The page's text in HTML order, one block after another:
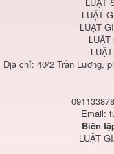
LUẬT
LUẬT
Địa chỉ: 40/2 Trần Lương,
Email:
Biên
LUẬT